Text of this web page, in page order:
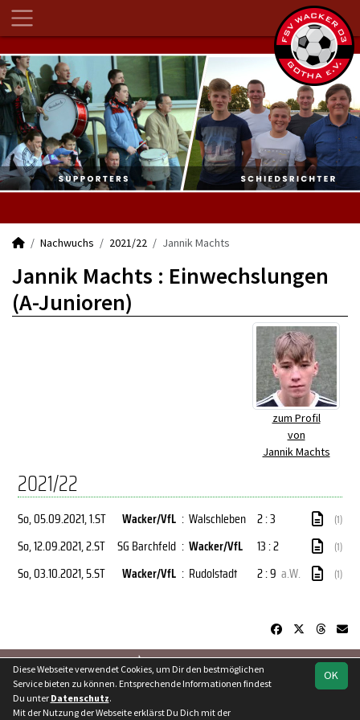
Nachwuchs 2021/22 Jannik Machts
Jannik Machts : Einwechslungen
(A-Junioren)
zum Profil
von
Jannik Machts
2021/22
So, 05.09.2021, 1.ST Wacker/VfL : Walschleben 2 : 3 (1)
So, 12.09.2021, 2.ST SG Barchfeld : Wacker/VfL 13 : 2 (1)
So, 03.10.2021, 5.ST Wacker/VfL : Rudolstadt 2 : 9 a.W. (1)
soccero.de
Besucherstatistik
OK
Diese Webseite verwendet Cookies, um Dir den bestmöglichen
Service bieten zu können. Entsprechende Informationen findest
Du unter Datenschutz.
Mit der Nutzung der Webseite erklärst Du Dich mit der